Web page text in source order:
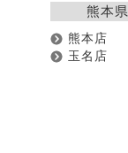
熊本県
熊本店
玉名店